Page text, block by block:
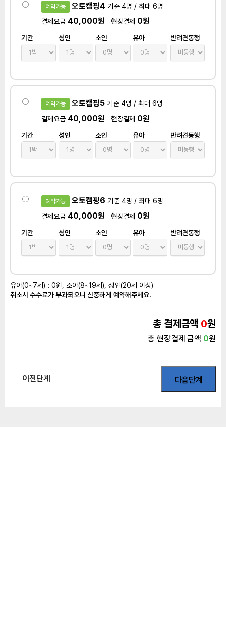
예약가능 오토캠핑4 기준 4명 / 최대 6명
결제요금 40,000원 현장결제 0원
기간 성인 소인 유아 반려견동행
예약가능 오토캠핑5 기준 4명 / 최대 6명
결제요금 40,000원 현장결제 0원
기간 성인 소인 유아 반려견동행
예약가능 오토캠핑6 기준 4명 / 최대 6명
결제요금 40,000원 현장결제 0원
기간 성인 소인 유아 반려견동행
유아(0~7세) : 0원, 소아(8~19세), 성인(20세 이상)
취소시 수수료가 부과되오니 신중하게 예약해주세요.
총 결제금액 0원
총 현장결제 금액 0원
이전단계 다음단계